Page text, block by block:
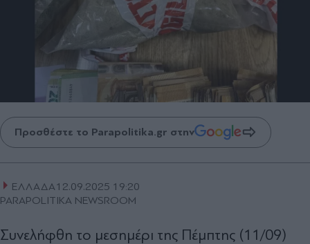
Προσθέστε το Parapolitika.gr στην
ΕΛΛΑΔΑ12.09.2025 19:20
PARAPOLITIKA NEWSROOM
Συνελήφθη το μεσημέρι της Πέμπτης (11/09)